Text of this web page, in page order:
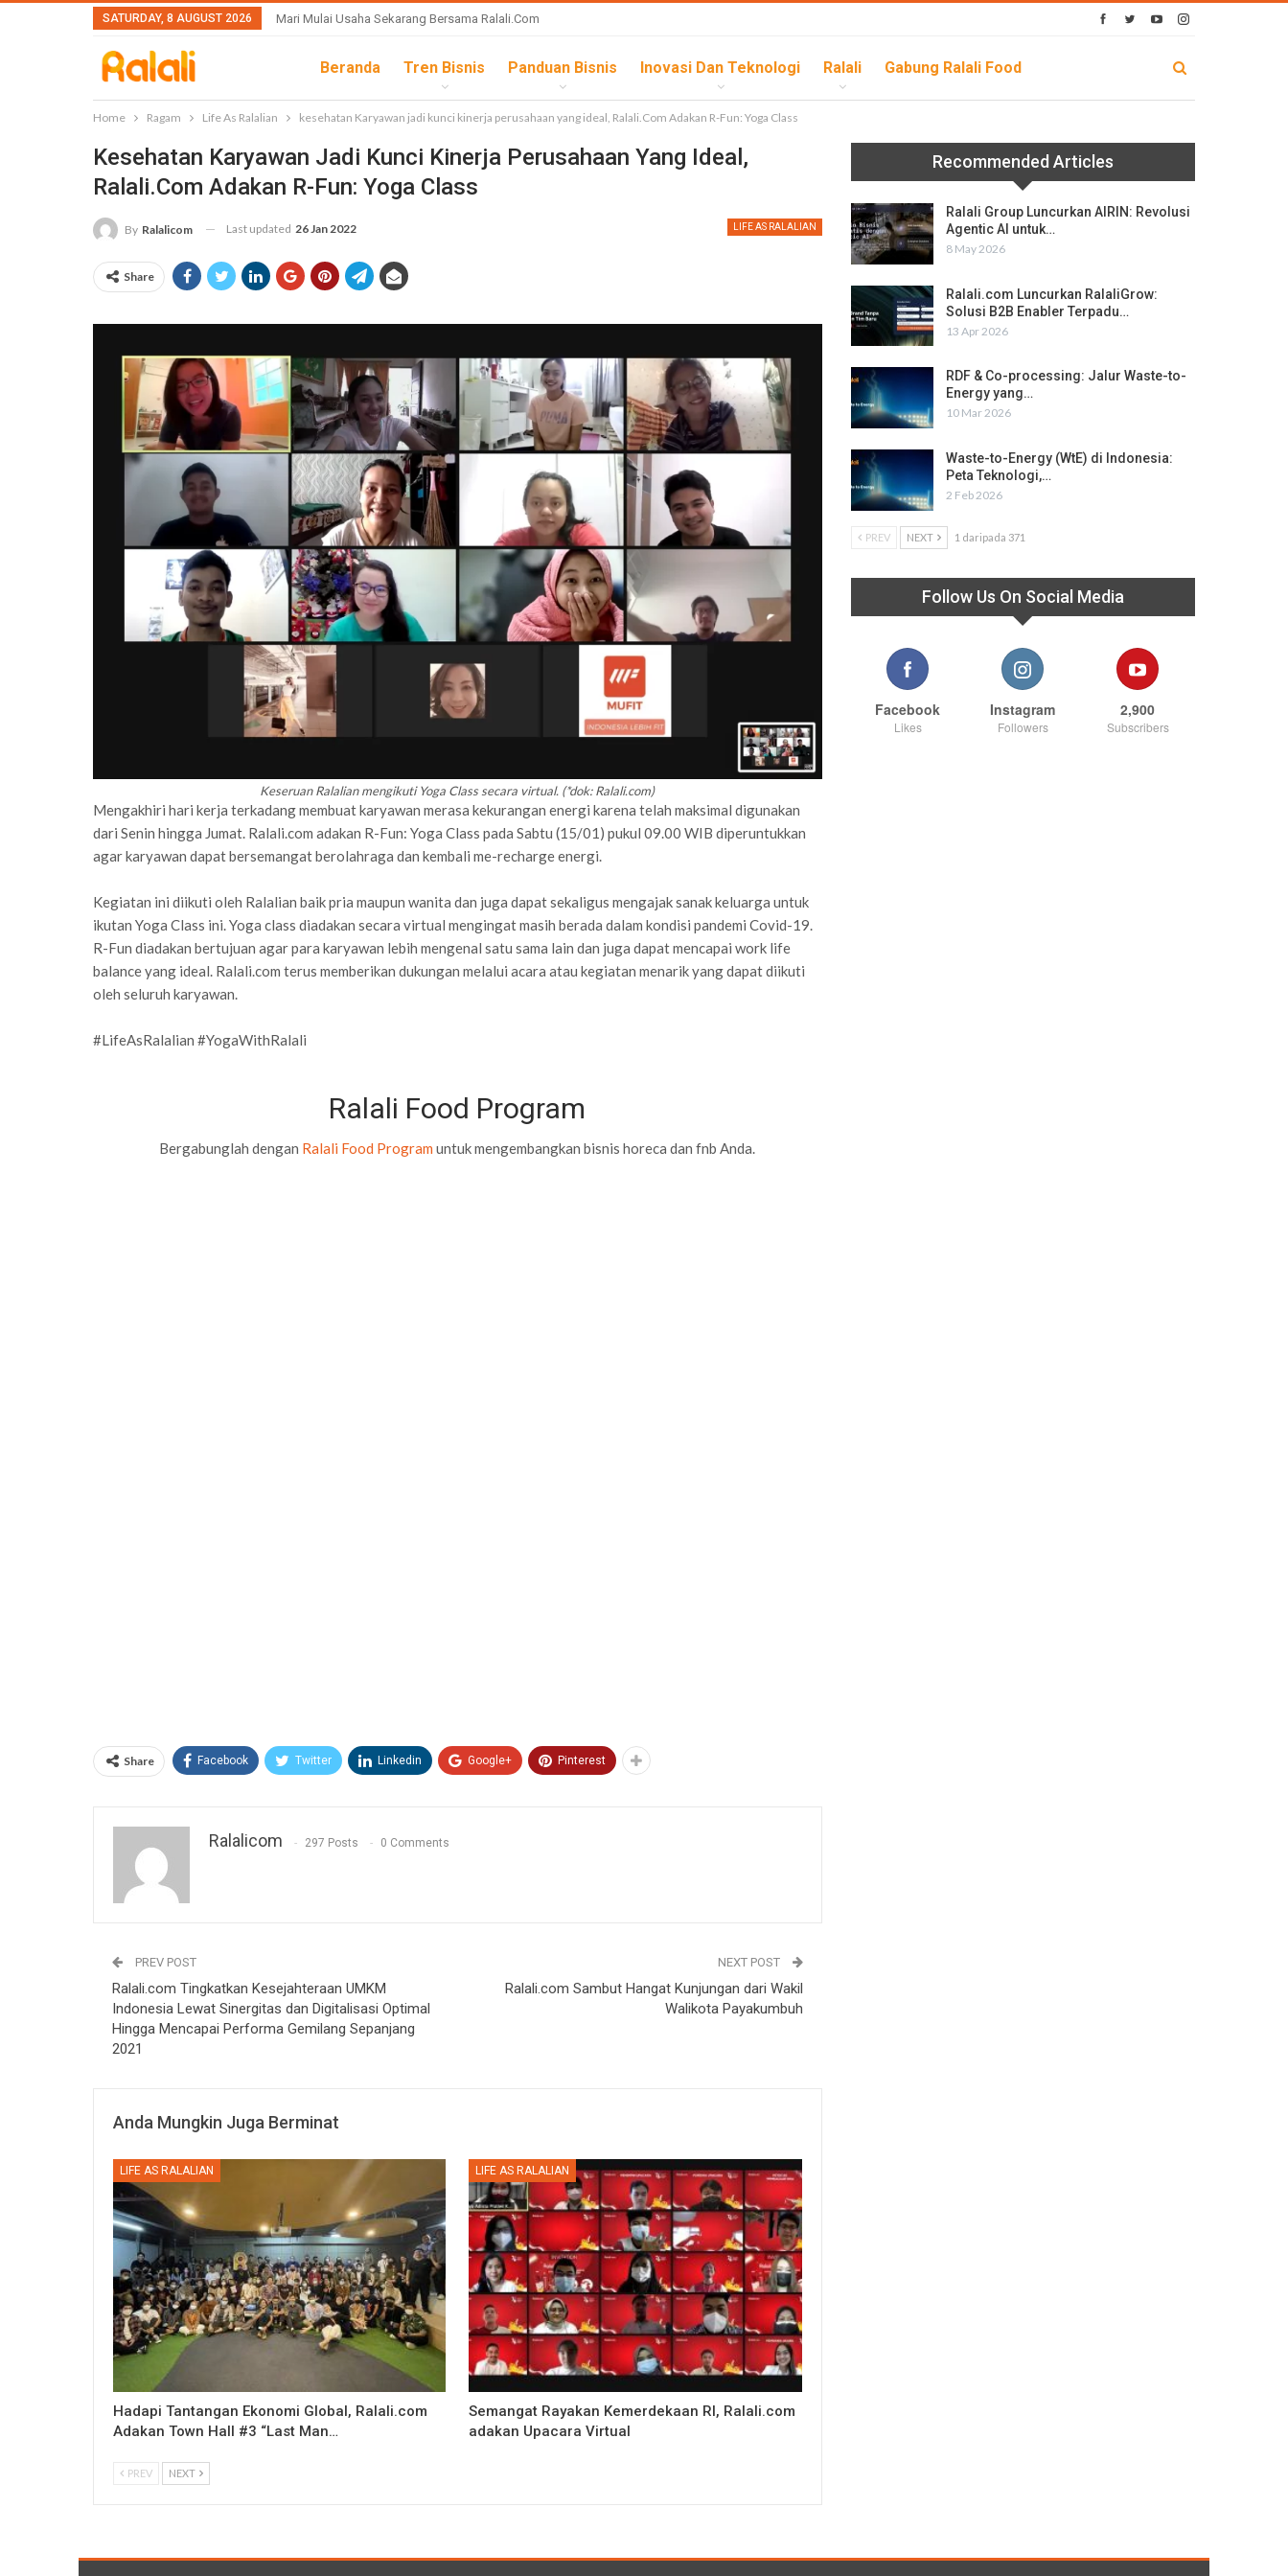
SATURDAY, 8 AUGUST 2026 Mari Mulai Usaha Sekarang Bersama Ralali.com
Beranda Tren Bisnis Panduan Bisnis Inovasi Dan Teknologi Ralali Gabung Ralali Food
Home Ragam Life As Ralalian kesehatan Karyawan jadi kunci kinerja perusahaan yang ideal, Ralali.Com Adakan R-Fun: Yoga Class
Kesehatan Karyawan Jadi Kunci Kinerja Perusahaan Yang Ideal,
Ralali.Com Adakan R-Fun: Yoga Class
LIFE AS RALALIAN
By Ralalicom Last updated 26 Jan 2022
Share
Keseruan Ralalian mengikuti Yoga Class secara virtual. (*dok: Ralali.com)
Mengakhiri hari kerja terkadang membuat karyawan merasa kekurangan energi karena telah maksimal digunakan
dari Senin hingga Jumat. Ralali.com adakan R-Fun: Yoga Class pada Sabtu (15/01) pukul 09.00 WIB diperuntukkan
agar karyawan dapat bersemangat berolahraga dan kembali me-recharge energi.
Kegiatan ini diikuti oleh Ralalian baik pria maupun wanita dan juga dapat sekaligus mengajak sanak keluarga untuk
ikutan Yoga Class ini. Yoga class diadakan secara virtual mengingat masih berada dalam kondisi pandemi Covid-19.
R-Fun diadakan bertujuan agar para karyawan lebih mengenal satu sama lain dan juga dapat mencapai work life
balance yang ideal. Ralali.com terus memberikan dukungan melalui acara atau kegiatan menarik yang dapat diikuti
oleh seluruh karyawan.
#LifeAsRalalian #YogaWithRalali
Ralali Food Program
Bergabunglah dengan Ralali Food Program untuk mengembangkan bisnis horeca dan fnb Anda.
Share Facebook Twitter Linkedin Google+ Pinterest
Ralalicom 297 Posts 0 Comments
PREV POST
Ralali.com Tingkatkan Kesejahteraan UMKM
Indonesia Lewat Sinergitas dan Digitalisasi Optimal
Hingga Mencapai Performa Gemilang Sepanjang
2021
NEXT POST
Ralali.com Sambut Hangat Kunjungan dari Wakil
Walikota Payakumbuh
Anda Mungkin Juga Berminat
LIFE AS RALALIAN
Hadapi Tantangan Ekonomi Global, Ralali.com
Adakan Town Hall #3 “Last Man…
LIFE AS RALALIAN
Semangat Rayakan Kemerdekaan RI, Ralali.com
adakan Upacara Virtual
PREV NEXT
Recommended Articles
Ralali Group Luncurkan AIRIN: Revolusi
Agentic AI untuk…
8 May 2026
Ralali.com Luncurkan RalaliGrow:
Solusi B2B Enabler Terpadu…
13 Apr 2026
RDF & Co-processing: Jalur Waste-to-
Energy yang…
10 Mar 2026
Waste-to-Energy (WtE) di Indonesia:
Peta Teknologi,…
2 Feb 2026
PREV NEXT 1 daripada 371
Follow Us On Social Media
Facebook
Likes
Instagram
Followers
2,900
Subscribers